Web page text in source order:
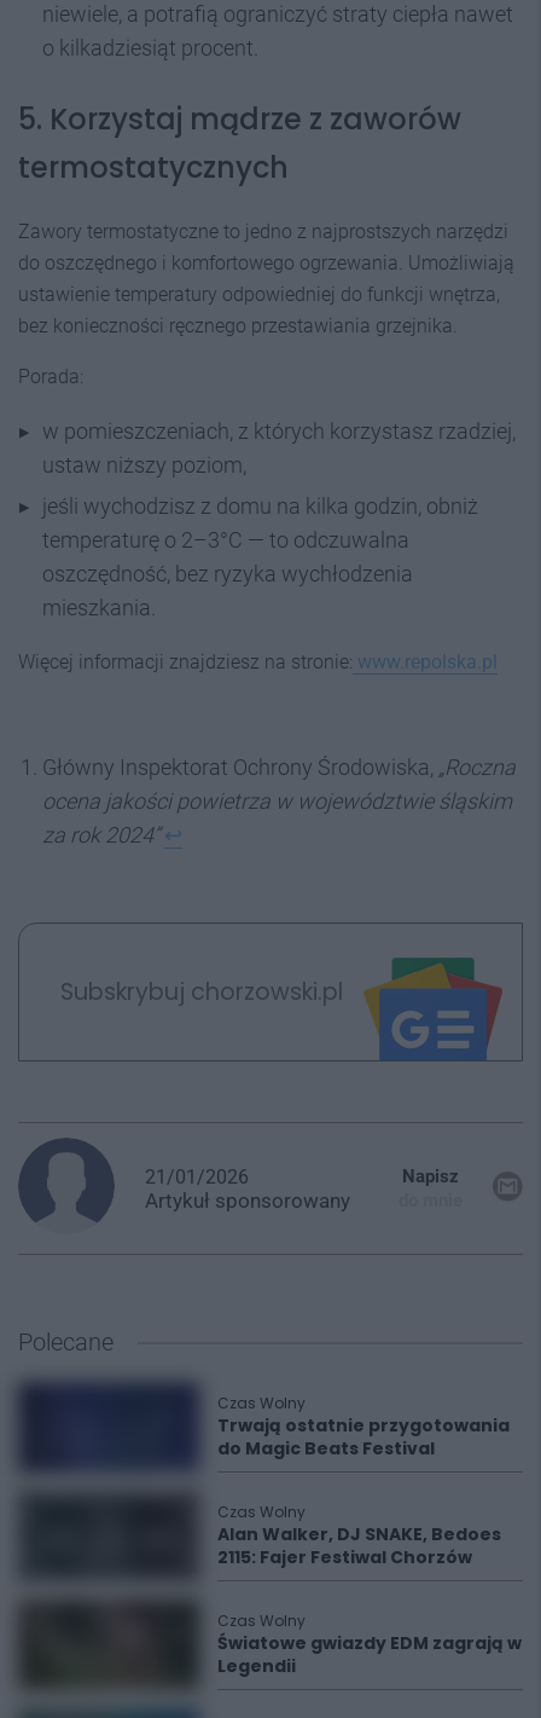
niewiele, a potrafią ograniczyć straty ciepła nawet
o kilkadziesiąt procent.
5. Korzystaj mądrze z zaworów
termostatycznych
Zawory termostatyczne to jedno z najprostszych narzędzi
do oszczędnego i komfortowego ogrzewania. Umożliwiają
ustawienie temperatury odpowiedniej do funkcji wnętrza,
bez konieczności ręcznego przestawiania grzejnika.
Porada:
w pomieszczeniach, z których korzystasz rzadziej,
ustaw niższy poziom,
jeśli wychodzisz z domu na kilka godzin, obniż
temperaturę o 2–3°C — to odczuwalna
oszczędność, bez ryzyka wychłodzenia
mieszkania.
Więcej informacji znajdziesz na stronie: www.repolska.pl
Główny Inspektorat Ochrony Środowiska, „Roczna
ocena jakości powietrza w województwie śląskim
za rok 2024” ↩
Subskrybuj chorzowski.pl
21/01/2026
Artykuł sponsorowany
Napisz
Polecane
Czas Wolny
Trwają ostatnie przygotowania
do Magic Beats Festival
Czas Wolny
Alan Walker, DJ SNAKE, Bedoes
2115: Fajer Festiwal Chorzów
Czas Wolny
Światowe gwiazdy EDM zagrają w
Legendii